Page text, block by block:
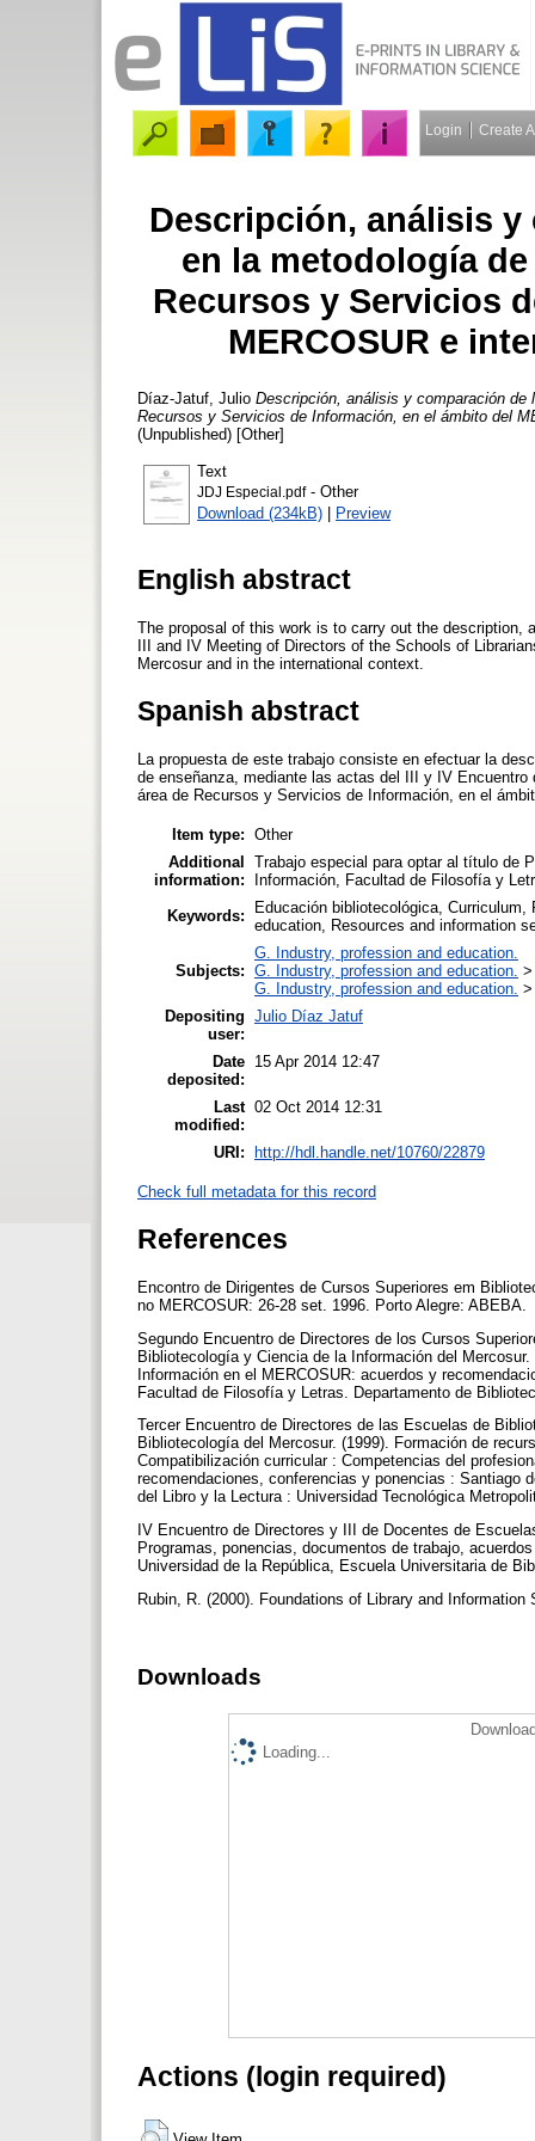
Login Create
Descripción, análisis
en la metodología
Recursos y Servicios
MERCOSUR e
Díaz-Jatuf, Julio Descripción, análisis y comparación de
Recursos y Servicios de Información, en el ámbito del
(Unpublished) [Other]
Text
JDJ Especial.pdf- Other
Download (234kB) | Preview
English abstract
The proposal of this work is to carry out the
III and IV Meeting of Directors of the Schools of
Mercosur and in the international context.
Spanish abstract
La propuesta de este trabajo consiste en efectuar la
de enseñanza, mediante las actas del III y IV
área de Recursos y Servicios de Información, en el
Item type: Other
Additional
information:
Trabajo especial para optar al título de
Información, Facultad de Filosofía y
Keywords:
Educación bibliotecológica,
education, Resources and information
Subjects:
G. Industry, profession and education.
G. Industry, profession and education.
G. Industry, profession and education.
Depositing
user:
Julio Díaz Jatuf
Date
deposited:
15 Apr 2014 12:47
Last
modified:
02 Oct 2014 12:31
URI: http://hdl.handle.net/10760/22879
Check full metadata for this record
References
Encontro de Dirigentes de Cursos Superiores em
no MERCOSUR: 26-28 set. 1996. Porto Alegre: ABEBA.
Segundo Encuentro de Directores de los Cursos
Bibliotecología y Ciencia de la Información del
Información en el MERCOSUR: acuerdos y
Facultad de Filosofía y Letras. Departamento de
Tercer Encuentro de Directores de las Escuelas de
Bibliotecología del Mercosur. (1999). Formación de
Compatibilización curricular : Competencias del
recomendaciones, conferencias y ponencias : Santiago
del Libro y la Lectura : Universidad Tecnológica
IV Encuentro de Directores y III de Docentes de
Programas, ponencias, documentos de trabajo,
Universidad de la República, Escuela Universitaria de
Rubin, R. (2000). Foundations of Library and
Downloads
Loading...
Actions (login required)